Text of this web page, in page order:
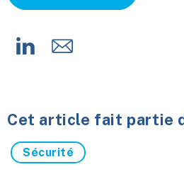
Cet article fait partie
Sécurité